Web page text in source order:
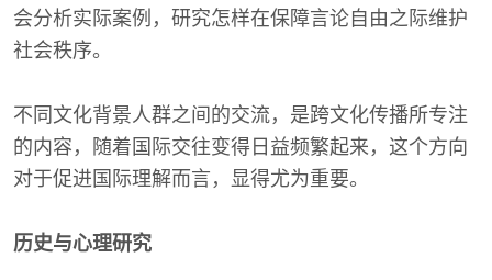
会分析实际案例，研究怎样在保障言论自由之际维护
社会秩序。
不同文化背景人群之间的交流，是跨文化传播所专注
的内容，随着国际交往变得日益频繁起来，这个方向
对于促进国际理解而言，显得尤为重要。
历史与心理研究